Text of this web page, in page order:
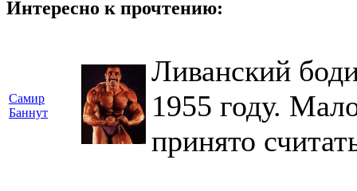
Интересно к прочтению:
Самир
Баннут
Ливанский
1955 году.
принято